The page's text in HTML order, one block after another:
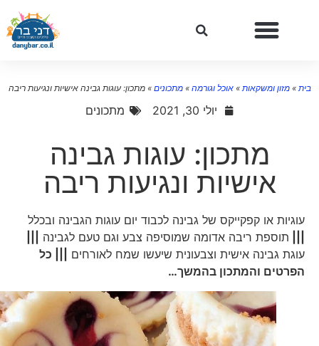
»מזון ומשקאות»אוכל וגורמה»מתכונים»מתכון: עוגות גבינה אישיות ונגיעות ריבה
יולי 30, 2021 מתכונים
מתכון: עוגות גבינה
אישיות ונגיעות ריבה
עוגיות או קפקייקס של גבינה לכבוד יום עוגות הגבינה ובכלל
תוספת ריבה אדומה שמוסיפה צבע וגם טעם לגבינה|||
עוגת גבינה אישית וצבעונית שיעשו שמח לאורחים||| כל
הפרטים והמתכון בהמשך…